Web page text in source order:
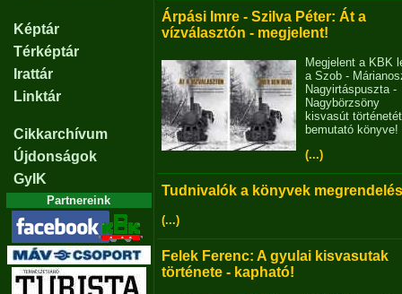
Képtár
Térképtár
Irattár
Linktár
Cikkarchívum
Újdonságok
GyIK
Partnereink
Árpási Imre - Szilva Péter: Át a
vízválasztón - megjelent!
Megjelent a KBK
a Szob -
Nagyirtáspuszta -
Nagybörzsöny
kisvasút történetét
bemutató könyve!
(...)
Tudnivalók a könyvek
(...)
Felek Ferenc: A gyulai kisvasutak
története - kapható!